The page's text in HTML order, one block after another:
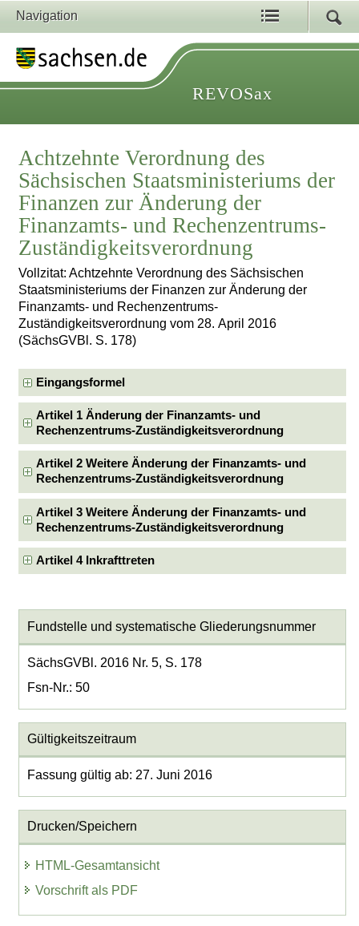
Navigation
REVOSax
Achtzehnte Verordnung des
Sächsischen Staatsministeriums der
Finanzen zur Änderung der
Finanzamts- und Rechenzentrums-
Zuständigkeitsverordnung
Vollzitat: Achtzehnte Verordnung des Sächsischen
Staatsministeriums der Finanzen zur Änderung der
Finanzamts- und Rechenzentrums-
Zuständigkeitsverordnung vom 28. April 2016
(SächsGVBl. S. 178)
Eingangsformel
Artikel 1 Änderung der Finanzamts- und
Rechenzentrums-Zuständigkeitsverordnung
Artikel 2 Weitere Änderung der Finanzamts- und
Rechenzentrums-Zuständigkeitsverordnung
Artikel 3 Weitere Änderung der Finanzamts- und
Rechenzentrums-Zuständigkeitsverordnung
Artikel 4 Inkrafttreten
Fundstelle und systematische Gliederungsnummer
SächsGVBl. 2016 Nr. 5, S. 178
Fsn-Nr.: 50
Gültigkeitszeitraum
Fassung gültig ab: 27. Juni 2016
Drucken/Speichern
HTML-Gesamtansicht
Vorschrift als PDF